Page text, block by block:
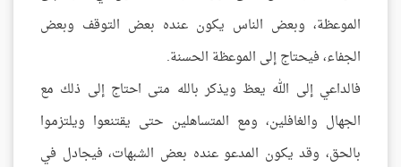
الموعظة، وبعض الناس يكون عنده بعض التوقف وبعض
الجفاء، فيحتاج إلى الموعظة الحسنة.
فالداعي إلى الله يعظ ويذكر بالله متى احتاج إلى ذلك مع
الجهال والغافلين، ومع المتساهلين حتى يقتنعوا ويلتزموا
بالحق، وقد يكون المدعو عنده بعض الشبهات، فيجادل في